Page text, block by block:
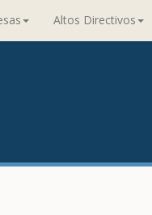
Altos Directivos